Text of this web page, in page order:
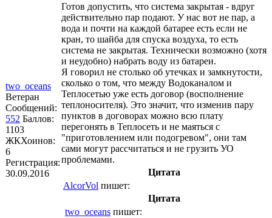
two_oceans
Ветеран
Сообщений:
552 Баллов:
1103
ЖКХоинов:
6
Регистрация:
30.09.2016
Готов допустить, что система закрытая - вдруг
действительно пар подают. У нас вот не пар, а
вода и почти на каждой батарее есть если не
кран, то шайба для спуска воздуха, то есть
система не закрытая. Технически возможно (хотя
и неудобно) набрать воду из батареи.
Я говорил не столько об утечках и замкнутости,
сколько о том, что между Водоканалом и
Теплосетью уже есть договор (восполнение
теплоносителя). Это значит, что изменив пару
пунктов в договорах можно всю плату
перегонять в Теплосеть и не маяться с
"приготовлением или подогревом", они там
сами могут рассчитаться и не грузить УО
проблемами.
Цитата
AlcorVol пишет:
Цитата
two_oceans пишет: